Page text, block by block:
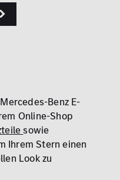
Benz E-
Online-Shop
sowie
Ihrem Stern einen
Look zu